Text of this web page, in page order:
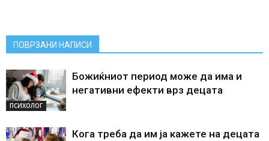
ПОВРЗАНИ НАПИСИ
ПСИХОЛОГ
Божиќниот период може да има и
негативни ефекти врз децата
Кога треба да им ја кажете на децата